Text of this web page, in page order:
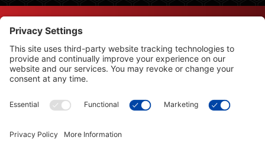
© Copyright 2026 Leysons Ltd.
Conditions d’utilisation|